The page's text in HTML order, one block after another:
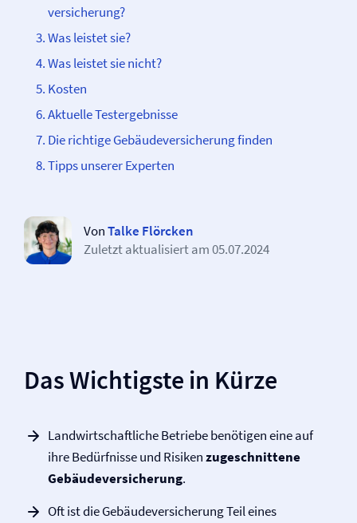
versicherung?
Was leistet sie?
Was leistet sie nicht?
Kosten
Aktuelle Testergebnisse
Die richtige Gebäude­­versicherung finden
Tipps unserer Experten
VonTalke Flörcken
Zuletzt aktualisiert am05.07.2024
Das Wichtigste in Kürze
Landwirtschaftliche Betriebe benötigen eine auf
ihre Bedürfnisse und Risikenzugeschnittene
Gebäude­­versicherung.
Oft ist die Gebäude­­versicherung Teil eines